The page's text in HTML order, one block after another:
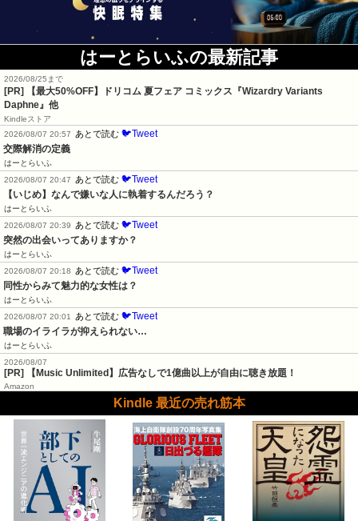
はーとらいふの最新記事
2026/08/25まで
[PR]
【最大50%OFF】ドリコム 夏フェア コミックス『Wizardry Variants
Daphne』他
Kindleストア
2026/08/07 20:57
あとで読む 🐦Tweet
交際解消の定義
はーとらいふ
2026/08/07 20:47
あとで読む 🐦Tweet
【いじめ】なんで嫌いな人に執着するんだろう？
はーとらいふ
2026/08/07 20:39
あとで読む 🐦Tweet
突然の出会いってありますか？
はーとらいふ
2026/08/07 20:18
あとで読む 🐦Tweet
同性からみて魅力的な女性は？
はーとらいふ
2026/08/07 20:01
あとで読む 🐦Tweet
職場のイライラが抑えられない…
はーとらいふ
2026/08/07
[PR] 【Music Unlimited】広告なしで1億曲以上が自由に聴き放題！
Amazon
Kindle 最近の売れ筋本